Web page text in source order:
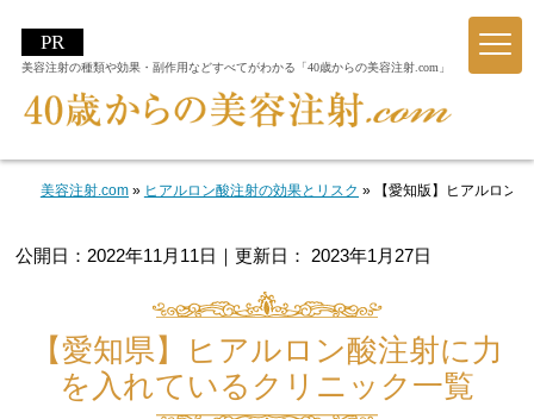
美容注射の種類や効果・副作用などすべてがわかる「40歳からの美容注射.com」
美容注射.com» ヒアルロン酸注射の効果とリスク » 【愛知版】ヒアルロン
公開日： 2022年11月11日 ｜更新日： 2023年1月27日
【愛知県】ヒアルロン酸注射に力
を入れているクリニック一覧